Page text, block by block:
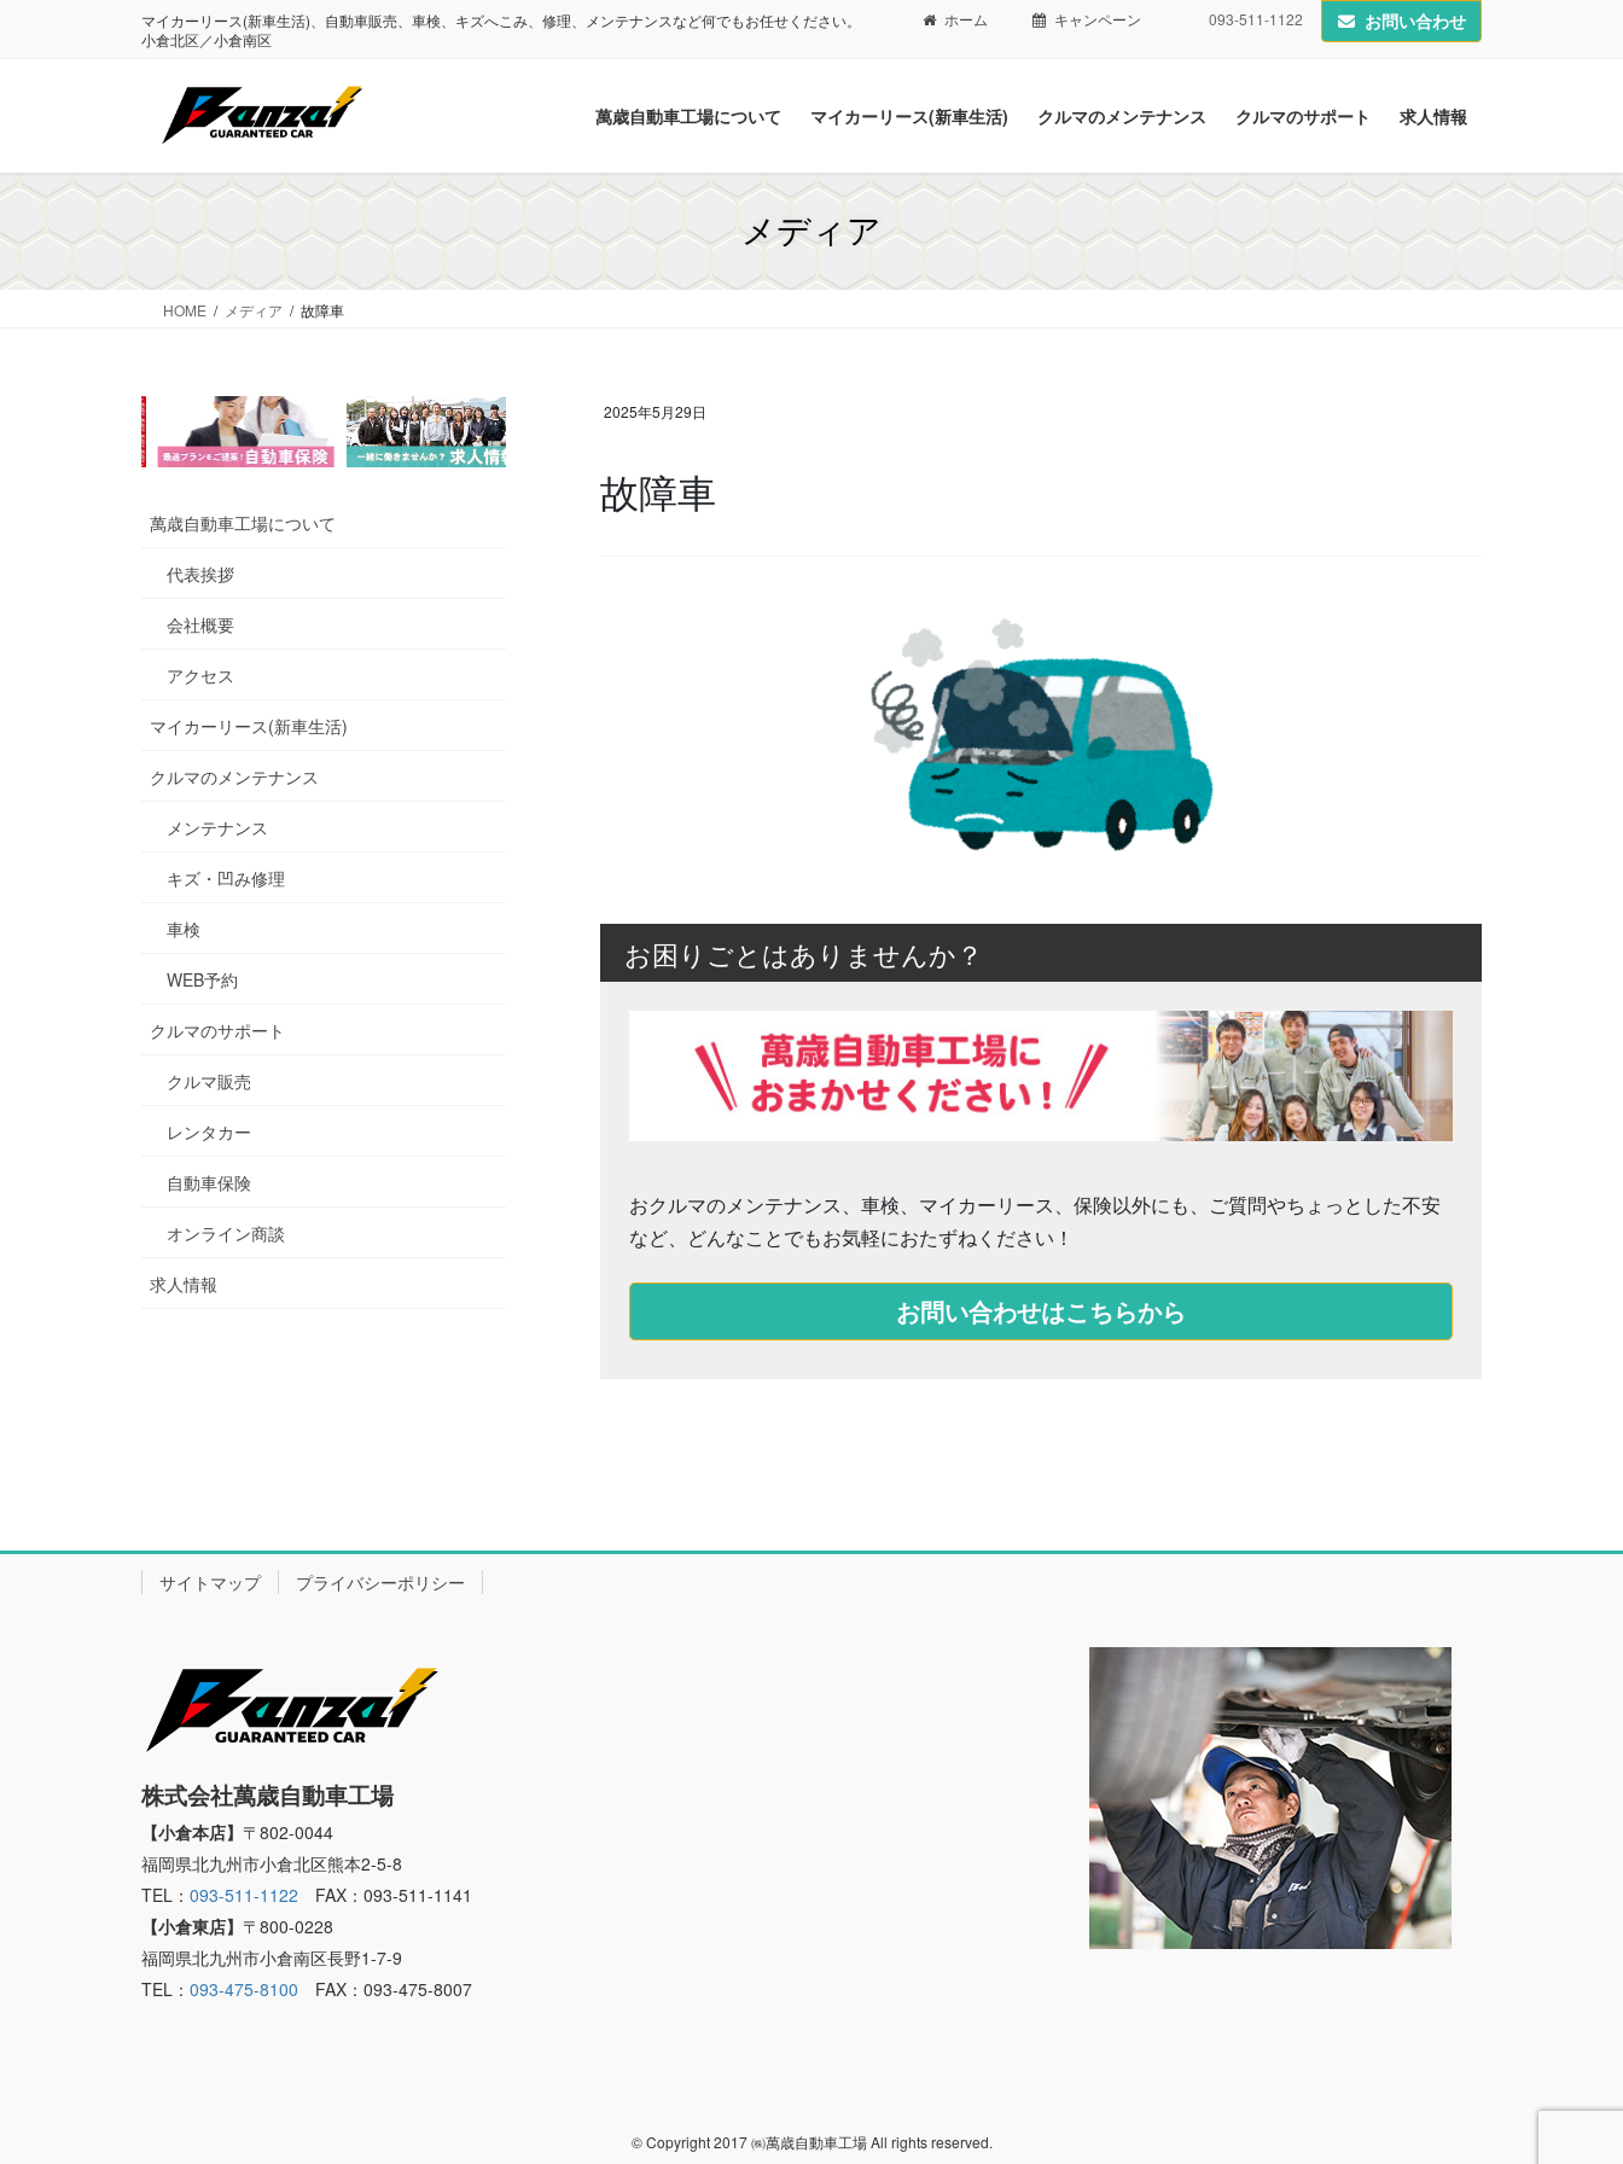
移
ン
移
マイカーリース(新車生活)、自動車販売、車検、キズへこみ、修理、メンテナンスなど何でもお任せください。
小倉北区／小倉南区
ホーム キャンペーン 093-511-1122 お問い合わせ
萬歳自動車工場について マイカーリース(新車生活) クルマのメンテナンス クルマのサポート 求人情報
メディア
HOME メディア 故障車
2025年5月29日
故障車
お困りごとはありませんか？
おクルマのメンテナンス、車検、マイカーリース、保険以外にも、ご質問やちょっとした不安
など、どんなことでもお気軽におたずねください！
お問い合わせはこちらから
萬歳自動車工場について
代表挨拶
会社概要
アクセス
マイカーリース(新車生活)
クルマのメンテナンス
メンテナンス
キズ・凹み修理
車検
WEB予約
クルマのサポート
クルマ販売
レンタカー
自動車保険
オンライン商談
求人情報
サイトマップ プライバシーポリシー
株式会社萬歳自動車工場
【小倉本店】 〒802-0044
福岡県北九州市小倉北区熊本2-5-8
TEL： 093-511-1122 FAX：093-511-1141
【小倉東店】 〒800-0228
福岡県北九州市小倉南区長野1-7-9
TEL： 093-475-8100 FAX：093-475-8007
© Copyright 2017 ㈱萬歳自動車工場 All rights reserved.